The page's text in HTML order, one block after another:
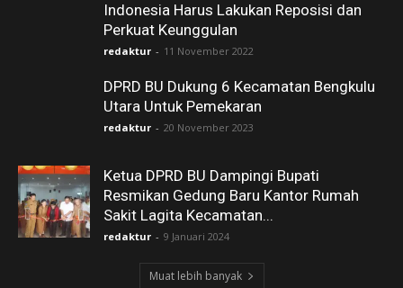
Indonesia Harus Lakukan Reposisi dan
Perkuat Keunggulan
redaktur - 11 November 2022
DPRD BU Dukung 6 Kecamatan Bengkulu
Utara Untuk Pemekaran
redaktur - 20 November 2023
Ketua DPRD BU Dampingi Bupati
Resmikan Gedung Baru Kantor Rumah
Sakit Lagita Kecamatan...
redaktur - 9 Januari 2024
Muat lebih banyak